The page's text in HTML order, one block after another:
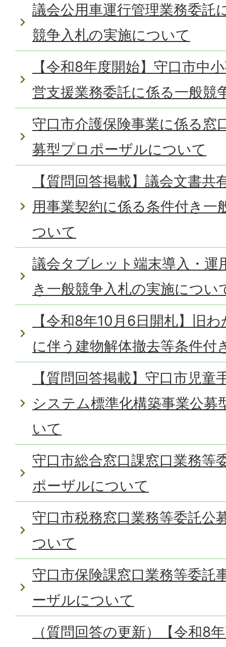
議会公用車運行管理業務委託
競争入札の実施について
【令和8年度開始】守口市中
営支援業務委託に係る一般競
守口市介護保険事業に係る窓
募型プロポーザルについて
【質問回答掲載】議会文書
用事業契約に係る条件付き一
ついて
議会タブレット端末導入・運
き一般競争入札の実施につい
【令和8年10月6日開札】旧
に伴う建物解体撤去等条件付
【質問回答掲載】守口市児
システム標準化構築事業公募
いて
守口市総合窓口課窓口業務等
ポーザルについて
守口市税務窓口業務等委託公
ついて
守口市保険課窓口業務等委託
ーザルについて
（質問回答の更新）【令和8